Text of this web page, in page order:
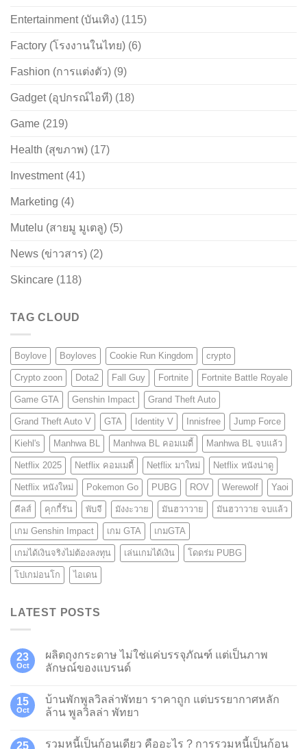
Entertainment (บันเทิง) (115)
Factory (โรงงานในไทย) (6)
Fashion (การแต่งตัว) (9)
Gadget (อุปกรณ์ไอที) (18)
Game (219)
Health (สุขภาพ) (17)
Investment(41)
Marketing (4)
Mutelu (สายมู มูเตลู) (5)
News (ข่าวสาร) (2)
Skincare (118)
TAG CLOUD
Boylove Boyloves Cookie Run Kingdom crypto
Crypto zoon Dota2 Fall Guy Fortnite Fortnite Battle Royale
Game GTA Genshin Impact Grand Theft Auto
Grand Theft Auto V GTA Identity V Innisfree Jump Force
Kiehl's Manhwa BL Manhwa BL คอมเมดี้ Manhwa BL จบแล้ว
Netflix 2025 Netflix คอมเมดี้ Netflix มาใหม่ Netflix หนังน่าดู
Netflix หนังใหม่ Pokemon Go PUBG ROV Werewolf Yaoi
คีลส์ คุกกี้รัน พับจี มังงะวาย มันฮวาวาย มันฮวาวาย จบแล้ว
เกม Genshin Impact เกม GTA เกมGTA
เกมได้เงินจริงไม่ต้องลงทุน เล่นเกมได้เงิน โดดร่ม PUBG
โปเกม่อนโก ไอเดน
LATEST POSTS
23
Oct
ผลิตถุงกระดาษ ไม่ใช่แค่บรรจุภัณฑ์ แต่เป็นภาพ
ลักษณ์ของแบรนด์
15
Oct
บ้านพักพูลวิลล่าพัทยา ราคาถูก แต่บรรยากาศหลัก
ล้าน พูลวิลล่า พัทยา
25 รวมหนี้เป็นก้อนเดียว คืออะไร ? การรวมหนี้เป็นก้อน